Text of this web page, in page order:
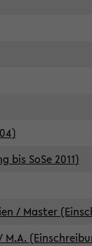
bis SoSe 2011)
/ Master